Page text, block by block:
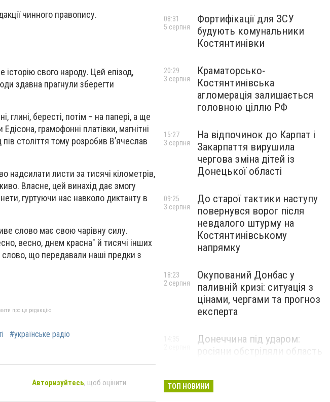
чинного правопису.
свого народу. Цей епізод,
здавна прагнули зберегти
глині, бересті, потім – на папері, а ще
грамофонні платівки, магнітні
століття тому розробив В’ячеслав
надсилати листи за тисячі кілометрів,
Власне, цей винахід дає змогу
гуртуючи нас навколо диктанту в
слово має свою чарівну силу.
весно, днем красна" й тисячі інших
слово, що передавали наші предки з
про це редакцію
#українське радіо
Авторизуйтесь, щоб оцінити
Фортифікації для ЗСУ
будують комунальники
Костянтинівки
08:31
5 серпня
Краматорсько-
Костянтинівська
агломерація залишається
головною ціллю РФ
20:29
3 серпня
На відпочинок до Карпат і
Закарпаття вирушила
чергова зміна дітей із
Донецької області
15:27
3 серпня
До старої тактики наступу
повернувся ворог після
невдалого штурму на
Костянтинівському
напрямку
09:25
3 серпня
Окупований Донбас у
паливній кризі: ситуація з
цінами, чергами та прогноз
експерта
18:23
2 серпня
Донеччина під ударом:
росіяни обстріляли область
ТОП НОВИНИ